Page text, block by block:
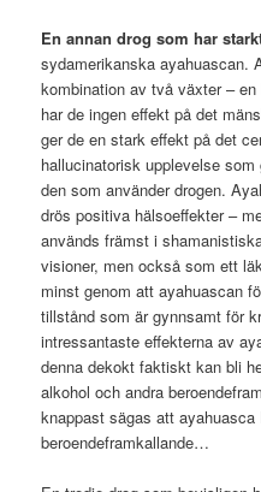
En annan drog som har
sydamerikanska ayahuascan.
kombination av två växter –
har de ingen effekt på det
ger de en stark effekt på det
hallucinatorisk upplevelse
den som använder drogen.
drös positiva hälsoeffekter –
används främst i
visioner, men också som ett
minst genom att ayahuascan
tillstånd som är gynnsamt för
intressantaste effekterna av
denna dekokt faktiskt kan bli
alkohol och andra
knappast sägas att
beroendeframkallande…